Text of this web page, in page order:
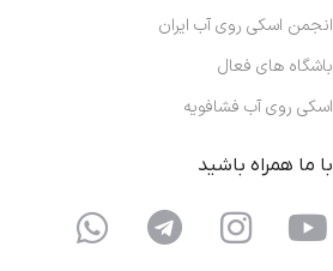
انجمن اسکی روی آب ایران
باشگاه های فعال
اسکی روی آب فشافویه
با ما همراه باشید